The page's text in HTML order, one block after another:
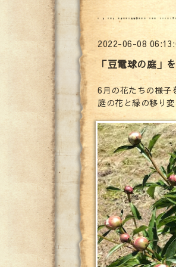
2022-06-08
「豆電球の庭」
6月の花たちの様子
庭の花と緑の移り